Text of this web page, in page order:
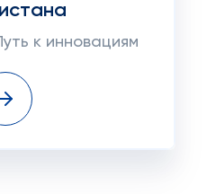
к инновациям